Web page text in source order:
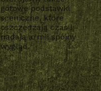
gotowe podstawki
sceniczne, które
oszczędzają czas i
nadają armii spójny
wygląd.